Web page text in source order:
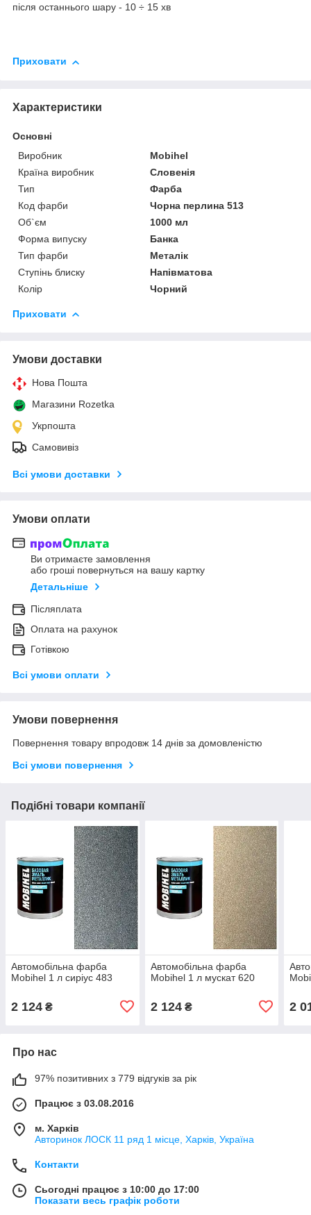
після останнього шару - 10 ÷ 15 хв
Приховати
Характеристики
Основні
Виробник
Mobihel
Країна виробник
Словенія
Тип
Фарба
Код фарби
Чорна перлина 513
Об`єм
1000 мл
Форма випуску
Банка
Тип фарби
Металік
Ступінь блиску
Напівматова
Колір
Чорний
Приховати
Умови доставки
Нова Пошта
Магазини Rozetka
Укрпошта
Самовивіз
Всі умови доставки
Умови оплати
Ви отримаєте замовлення
або гроші повернуться на вашу картку
Детальніше
Післяплата
Оплата на рахунок
Готівкою
Всі умови оплати
Умови повернення
Повернення товару впродовж 14 днів за домовленістю
Всі умови повернення
Подібні товари компанії
Автомобільна фарба
Mobihel 1 л сиріус 483
2 124 ₴
Автомобільна фарба
Mobihel 1 л мускат 620
2 124₴ 2
Про нас
97% позитивних з 779 відгуків за рік
Працює з 03.08.2016
м. Харків
Авторинок ЛОСК 11 ряд 1 місце, Харків, Україна
Контакти
Сьогодні працює з 10:00 до 17:00
Показати весь графік роботи